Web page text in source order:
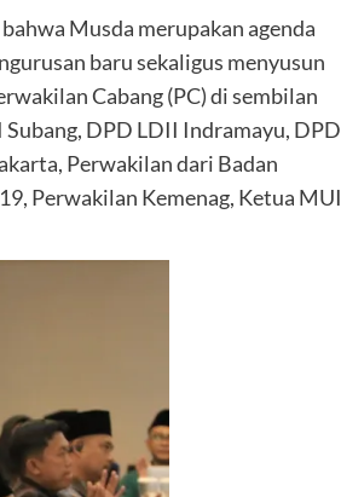
Musda merupakan agenda
baru sekaligus menyusun
Cabang (PC) di sembilan
DPD LDII Indramayu, DPD
Perwakilan dari Badan
Perwakilan Kemenag, Ketua MUI